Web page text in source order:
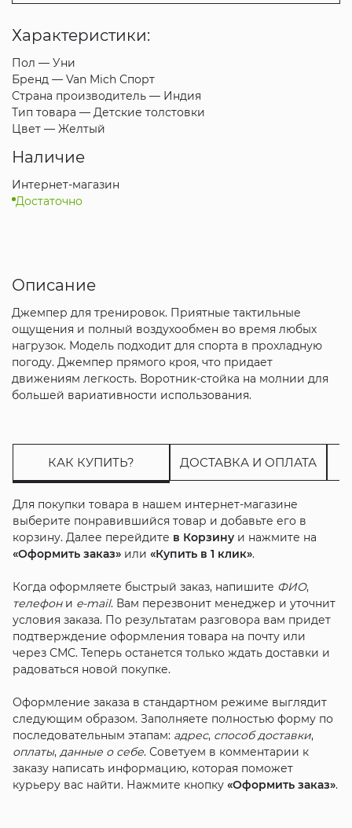
Характеристики:
Пол — Уни
Бренд — Van Mich Спорт
Страна производитель — Индия
Тип товара — Детские толстовки
Цвет — Желтый
Наличие
Интернет-магазин
Достаточно
Описание
Джемпер для тренировок. Приятные тактильные
ощущения и полный воздухообмен во время любых
нагрузок. Модель подходит для спорта в прохладную
погоду. Джемпер прямого кроя, что придает
движениям легкость. Воротник-стойка на молнии для
большей вариативности использования.
КАК КУПИТЬ? ДОСТАВКА И ОПЛАТА
Для покупки товара в нашем интернет-магазине
выберите понравившийся товар и добавьте его в
корзину. Далее перейдите в Корзинуи нажмите на
«Оформить заказ»или «Купить в 1 клик».
Когда оформляете быстрый заказ, напишите ФИО,
телефони e-mail. Вам перезвонит менеджер и уточнит
условия заказа. По результатам разговора вам придет
подтверждение оформления товара на почту или
через СМС. Теперь останется только ждать доставки и
радоваться новой покупке.
Оформление заказа в стандартном режиме выглядит
следующим образом. Заполняете полностью форму по
последовательным этапам: адрес, способ доставки,
оплаты, данные о себе. Советуем в комментарии к
заказу написать информацию, которая поможет
курьеру вас найти. Нажмите кнопку «Оформить заказ».